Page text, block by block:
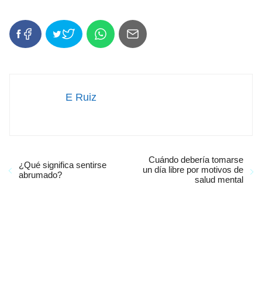
E Ruiz
¿Qué significa sentirse
abrumado?
Cuándo debería tomarse
un día libre por motivos de
salud mental